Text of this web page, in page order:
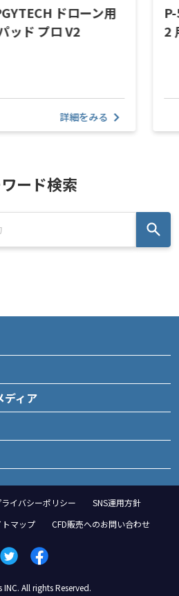
ドローン用
ッド プロ V2
詳細をみる
2
ード検索
ディア
ライバシーポリシー
SNS運用方針
トマップ CFD販売へのお問い合わせ
INC. All rights Reserved.